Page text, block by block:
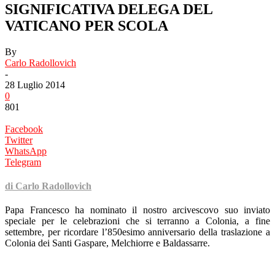
SIGNIFICATIVA DELEGA DEL
VATICANO PER SCOLA
By
Carlo Radollovich
-
28 Luglio 2014
0
801
Facebook
Twitter
WhatsApp
Telegram
di Carlo Radollovich
Papa Francesco ha nominato il nostro arcivescovo suo inviato
speciale per le celebrazioni che si terranno a Colonia, a fine
settembre, per ricordare l’850esimo anniversario della traslazione a
Colonia dei Santi Gaspare, Melchiorre e Baldassarre.